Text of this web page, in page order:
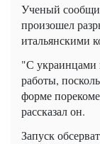
Ученый
произошел
итальянскими
"С украинцами
работы,
форме
рассказал он.
Запуск